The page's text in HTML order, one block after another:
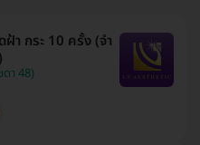
า กระ 10 ครั้ง (จำ
า 48)